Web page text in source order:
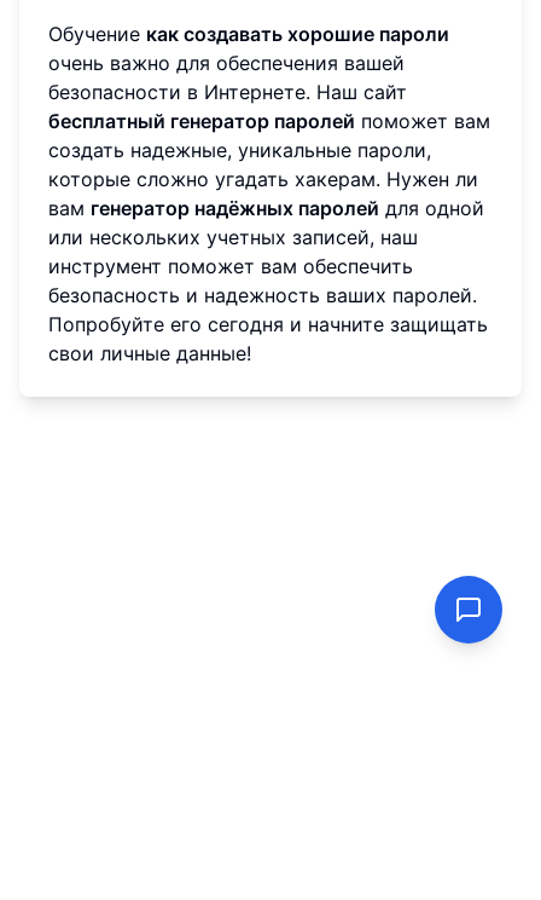
Обучение как создавать хорошие пароли
очень важно для обеспечения вашей
безопасности в Интернете. Наш сайт
бесплатный генератор паролей поможет вам
создать надежные, уникальные пароли,
которые сложно угадать хакерам. Нужен ли
вам генератор надёжных паролей для одной
или нескольких учетных записей, наш
инструмент поможет вам обеспечить
безопасность и надежность ваших паролей.
Попробуйте его сегодня и начните защищать
свои личные данные!